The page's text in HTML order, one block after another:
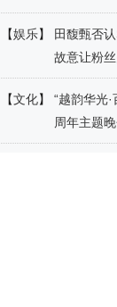
【娱乐】
田馥甄否
故意让粉
【文化】
“越韵华光
周年主题